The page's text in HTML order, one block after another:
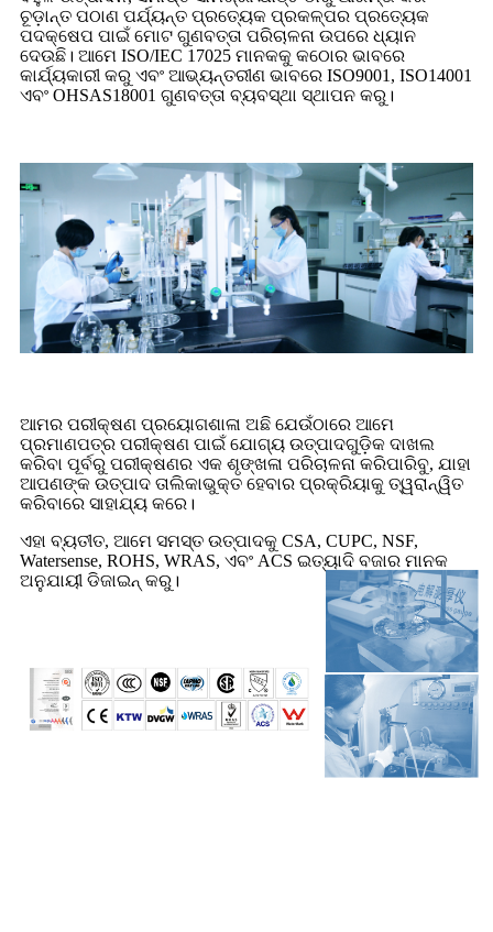
ଚୂଡ଼ାନ୍ତ ପଠାଣ ପର୍ଯ୍ୟନ୍ତ ପ୍ରତ୍ୟେକ ପ୍ରକଳ୍ପର ପ୍ରତ୍ୟେକ
ପଦକ୍ଷେପ ପାଇଁ ମୋଟ ଗୁଣବତ୍ତା ପରିଚାଳନା ଉପରେ ଧ୍ୟାନ
ଦେଉଛି। ଆମେ ISO/IEC 17025 ମାନକକୁ କଠୋର ଭାବରେ
କାର୍ଯ୍ୟକାରୀ କରୁ ଏବଂ ଆଭ୍ୟନ୍ତରୀଣ ଭାବରେ ISO9001, ISO14001
ଏବଂ OHSAS18001 ଗୁଣବତ୍ତା ବ୍ୟବସ୍ଥା ସ୍ଥାପନ କରୁ।
ଆମର ପରୀକ୍ଷଣ ପ୍ରୟୋଗଶାଳା ଅଛି ଯେଉଁଠାରେ ଆମେ
ପ୍ରମାଣପତ୍ର ପରୀକ୍ଷଣ ପାଇଁ ଯୋଗ୍ୟ ଉତ୍ପାଦଗୁଡ଼ିକ ଦାଖଲ
କରିବା ପୂର୍ବରୁ ପରୀକ୍ଷଣର ଏକ ଶୃଙ୍ଖଳା ପରିଚାଳନା କରିପାରିବୁ, ଯାହା
ଆପଣଙ୍କ ଉତ୍ପାଦ ତାଲିକାଭୁକ୍ତ ହେବାର ପ୍ରକ୍ରିୟାକୁ ତ୍ୱରାନ୍ୱିତ
କରିବାରେ ସାହାଯ୍ୟ କରେ।
ଏହା ବ୍ୟତୀତ, ଆମେ ସମସ୍ତ ଉତ୍ପାଦକୁ CSA, CUPC, NSF,
Watersense, ROHS, WRAS, ଏବଂ ACS ଇତ୍ୟାଦି ବଜାର ମାନକ
ଅନୁଯାୟୀ ଡିଜାଇନ୍ କରୁ।